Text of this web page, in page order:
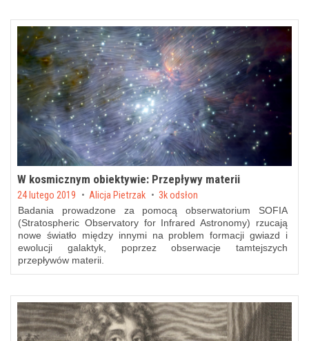
W kosmicznym obiektywie: Przepływy materii
Posted on
24 lutego 2019 by Alicja Pietrzak 3k odsłon
Badania prowadzone za pomocą obserwatorium SOFIA
(Stratospheric Observatory for Infrared Astronomy) rzucają
nowe światło między innymi na problem formacji gwiazd i
ewolucji galaktyk, poprzez obserwacje tamtejszych
przepływów materii.